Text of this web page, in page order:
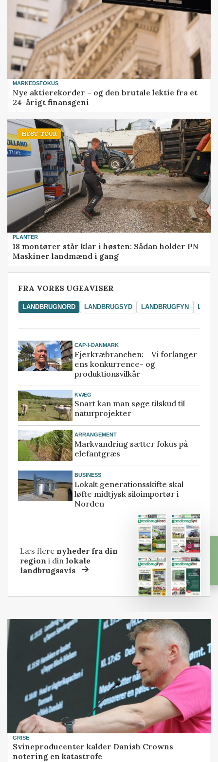
MARKEDSFOKUS
Nye aktierekorder – og den brutale lektie fra et
24-årigt finansgeni
HØST-TOUR
PLANTER
18 montører står klar i høsten: Sådan holder PN
Maskiner landmænd i gang
FRA VORES UGEAVISER
LANDBRUGNORD LANDBRUGSYD LANDBRUGFYN
CAP-I-DANMARK
Fjerkræbranchen: - Vi forlanger
ens konkurrence- og
produktionsvilkår
KVÆG
Snart kan man søge tilskud til
naturprojekter
ARRANGEMENT
Markvandring sætter fokus på
elefantgræs
BUSINESS
Lokalt generationsskifte skal
løfte midtjysk siloimportør i
Norden
Læs flere nyheder fra din
region i dinlokale
landbrugsavis
GRISE
Svineproducenter kalder Danish Crowns
notering en katastrofe